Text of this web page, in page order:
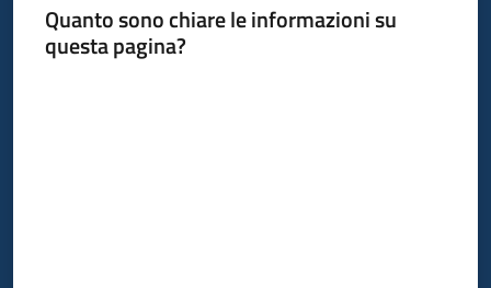
Quanto sono chiare le informazioni su
questa pagina?